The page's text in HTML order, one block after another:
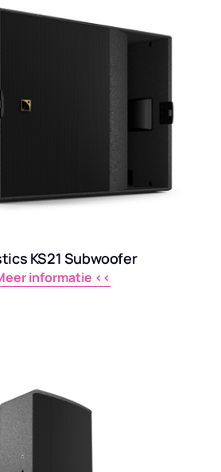
KS21 Subwoofer
informatie <<